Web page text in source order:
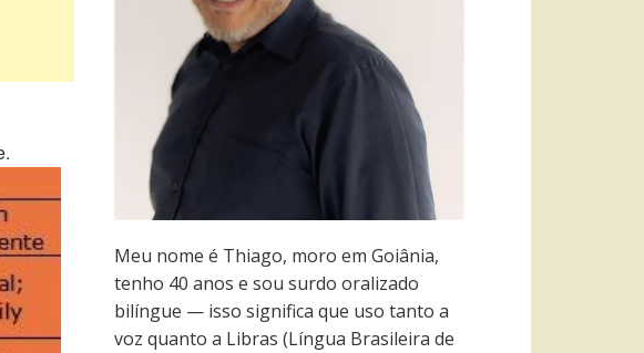
Meu nome é Thiago, moro em Goiânia,
tenho 40 anos e sou surdo oralizado
bilíngue — isso significa que uso tanto a
voz quanto a Libras (Língua Brasileira de